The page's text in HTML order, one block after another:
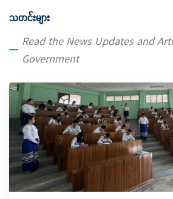
သတင်းများ
Read the News Updates and
Government